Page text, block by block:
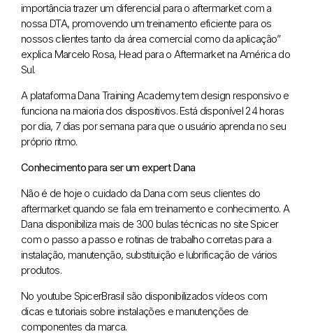
importância trazer um diferencial para o aftermarket com a
nossa DTA, promovendo um treinamento eficiente para os
nossos clientes tanto da área comercial como da aplicação”
explica Marcelo Rosa, Head para o Aftermarket na América do
Sul.
A plataforma Dana Training Academy tem design responsivo e
funciona na maioria dos dispositivos. Está disponível 24 horas
por dia, 7 dias por semana para que o usuário aprenda no seu
próprio ritmo.
Conhecimento para ser um expert Dana
Não é de hoje o cuidado da Dana com seus clientes do
aftermarket quando se fala em treinamento e conhecimento. A
Dana disponibiliza mais de 300 bulas técnicas no site Spicer
com o passo a passo e rotinas de trabalho corretas para a
instalação, manutenção, substituição e lubrificação de vários
produtos.
No youtube SpicerBrasil são disponibilizados vídeos com
dicas e tutoriais sobre instalações e manutenções de
componentes da marca.